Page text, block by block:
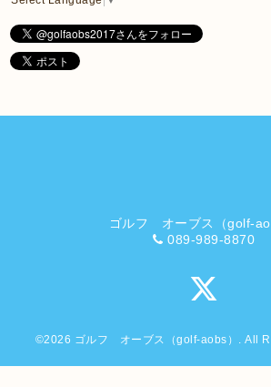
ゴルフ オーブス（golf-
089-989-8870
©2026 ゴルフ オーブス（golf-aobs） . All